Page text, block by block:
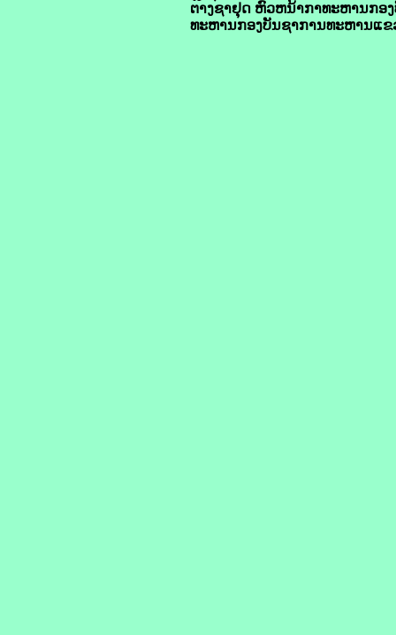
ຕາງຊາຢຸດ ຫົວຫນ້າກາທະຫານກອ
ທະຫານກອງບັນຊາການທະຫານແຂ